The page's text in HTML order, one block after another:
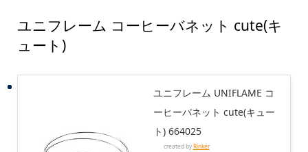
ユニフレーム コーヒーバネット cute(キ
ュート)
ユニフレーム UNIFLAME コ
ーヒーバネット cute(キュー
ト) 664025
created byRinker